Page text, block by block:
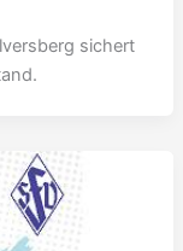
sichert